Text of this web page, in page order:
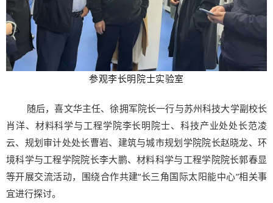
参观李长明院士实验室
随后，喜文华主任、徐拥军院长一行与苏州科技大学副校长
肖洋、材料科学与工程学院李长明院士、科技产业处处长范凌
云、规划审计处处长曹岩、建筑与城市规划学院院长赵晓龙、环
境科学与工程学院院长李大鹏、材料科学与工程学院院长郭春显
等开展交流活动，围绕合作共建“长三角国际太阳能中心”相关事
宜进行探讨。